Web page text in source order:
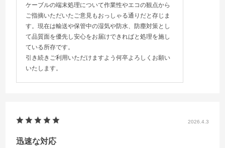
ケーブルの端末処理について作業性やエコの観点から
ご指摘いただいたご意見もおっしゃる通りだと存じま
す。現在は輸送や保管中の湿気や防水、防塵対策とし
て品質面を優先し安心をお届けできればと処理を施し
ている所存です。
引き続きご利用いただけますよう何卒よろしくお願い
いたします。
2026.4.3
迅速な対応